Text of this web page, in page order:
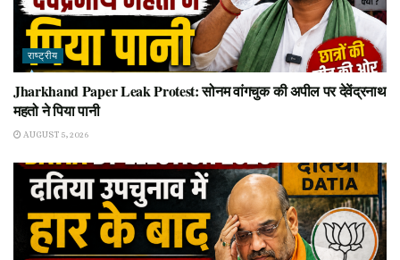
राष्ट्रीय
Jharkhand Paper Leak Protest: सोनम वांगचुक की अपील पर देवेंद्रनाथ
महतो ने पिया पानी
AUGUST 5, 2026